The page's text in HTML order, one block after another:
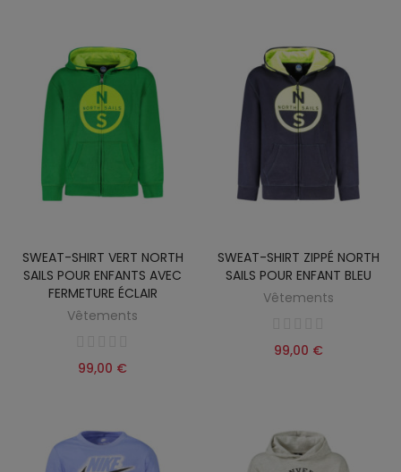
SWEAT-SHIRT VERT NORTH
SAILS POUR ENFANTS AVEC
FERMETURE ÉCLAIR
Vêtements
99,00 €
SWEAT-SHIRT ZIPPÉ NORTH
SAILS POUR ENFANT BLEU
Vêtements
99,00 €